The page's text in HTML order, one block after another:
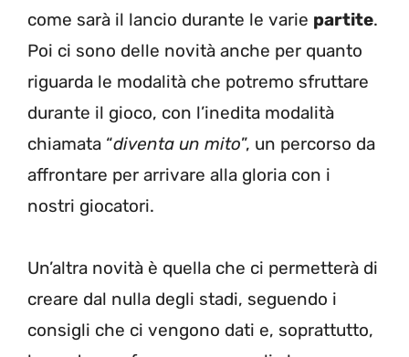
come sarà il lancio durante le varie partite.
Poi ci sono delle novità anche per quanto
riguarda le modalità che potremo sfruttare
durante il gioco, con l’inedita modalità
chiamata “diventa un mito”, un percorso da
affrontare per arrivare alla gloria con i
nostri giocatori.
Un’altra novità è quella che ci permetterà di
creare dal nulla degli stadi, seguendo i
consigli che ci vengono dati e, soprattutto,